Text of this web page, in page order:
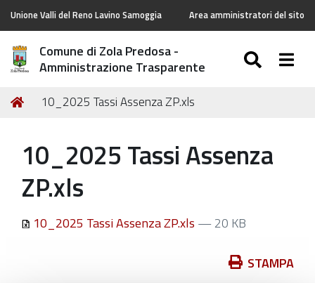
Unione Valli del Reno Lavino Samoggia Area amministratori del sito
Comune di Zola Predosa -
Amministrazione Trasparente
Tu
Home
10_2025 Tassi Assenza ZP.xls
10_2025 Tassi Assenza
ZP.xls
10_2025 Tassi Assenza ZP.xls — 20 KB
STAMPA